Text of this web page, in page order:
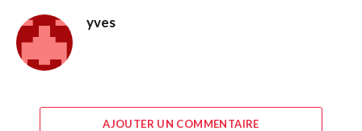
yves
AJOUTER UN COMMENTAIRE